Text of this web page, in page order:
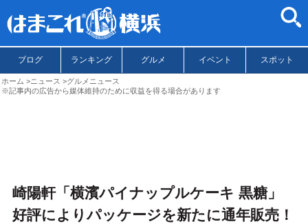
ブログ ランキング グルメ イベント スポット
ホーム ニュース
グルメニュース
※記事内の広告から媒体維持のために収益を得る場合があります
崎陽軒「横濱パイナップルケーキ 黒糖」
好評によりパッケージを新たに通年販売！